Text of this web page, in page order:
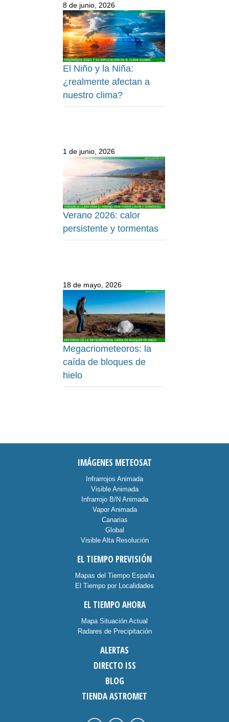
8 de junio, 2026
El Niño y la Niña:
¿realmente afectan a
nuestro clima?
1 de junio, 2026
Verano 2026: calor
persistente y tormentas
18 de mayo, 2026
Megacriometeoros: la
caída de bloques de
hielo
IMÁGENES METEOSAT
Infrarrojos Animada
Visible Animada
Infrarrojo B/N Animada
Vapor Animada
Canarias
Global
Visible Alta Resolución
EL TIEMPO PREVISIÓN
Mapas del Tiempo España
El Tiempo por Localidades
EL TIEMPO AHORA
Mapa Situación Actual
Radares de Precipitación
ALERTAS
DIRECTO ISS
BLOG
TIENDA ASTROMET